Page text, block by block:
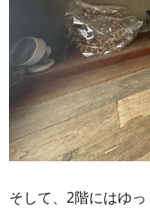
そして、2階にはゆ